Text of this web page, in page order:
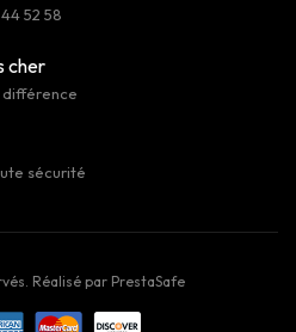
52 58
cher
différence
sécurité
Réalisé par PrestaSafe